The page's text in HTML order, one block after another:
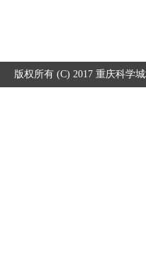
版权所有 (C) 2017 重庆科学